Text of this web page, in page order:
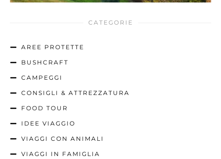
CATEGORIE
AREE PROTETTE
BUSHCRAFT
CAMPEGGI
CONSIGLI & ATTREZZATURA
FOOD TOUR
IDEE VIAGGIO
VIAGGI CON ANIMALI
VIAGGI IN FAMIGLIA